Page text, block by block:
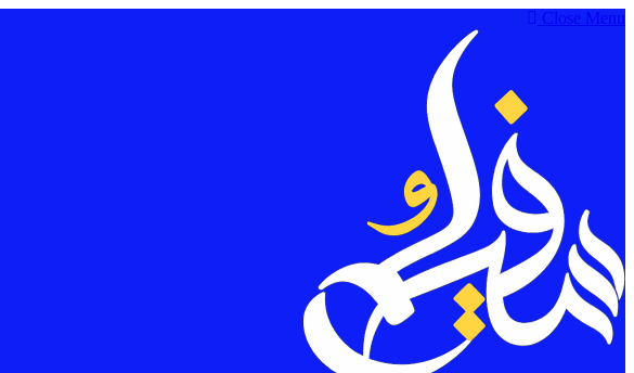
Close Menu